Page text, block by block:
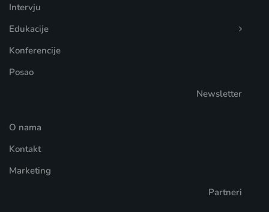
Intervju
Edukacije
Konferencije
Posao
Newsletter
O nama
Kontakt
Marketing
Partneri